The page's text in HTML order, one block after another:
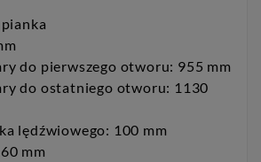
do pierwszego otworu: 955 mm
do ostatniego otworu: 1130
lędźwiowego: 100 mm
mm